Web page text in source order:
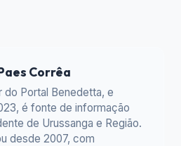
Corrêa
do Portal Benedetta, e
é fonte de informação
de Urussanga e Região.
desde 2007, com